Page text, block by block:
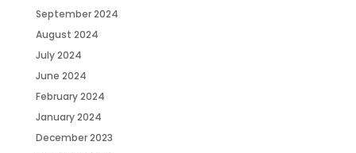
September 2024
August 2024
July 2024
June 2024
February 2024
January 2024
December 2023